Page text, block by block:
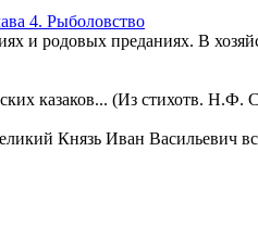
4. Рыболовство
и родовых преданиях. В
казаков... (Из стихотв. Н.Ф.
Князь Иван Васильевич